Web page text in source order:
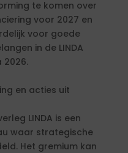
te komen over
voor 2027 en
voor goede
in de LINDA
en acties uit
LINDA is een
waar strategische
Het gremium kan